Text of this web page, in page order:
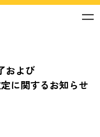
および
に関するお知らせ